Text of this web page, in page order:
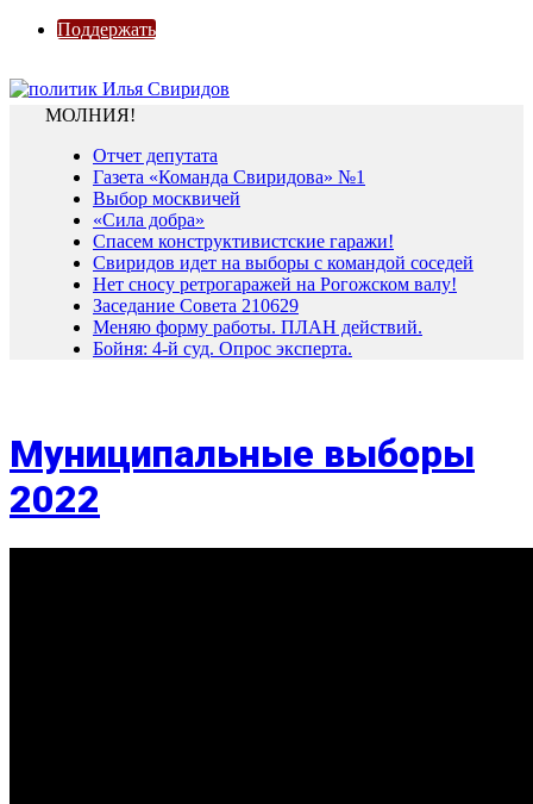
Поддержать
МОЛНИЯ!
Отчет депутата
Газета «Команда Свиридова» №1
Выбор москвичей
«Сила добра»
Спасем конструктивистские гаражи!
Свиридов идет на выборы с командой соседей
Нет сносу ретрогаражей на Рогожском валу!
Заседание Совета 210629
Меняю форму работы. ПЛАН действий.
Бойня: 4-й суд. Опрос эксперта.
Муниципальные выборы
2022